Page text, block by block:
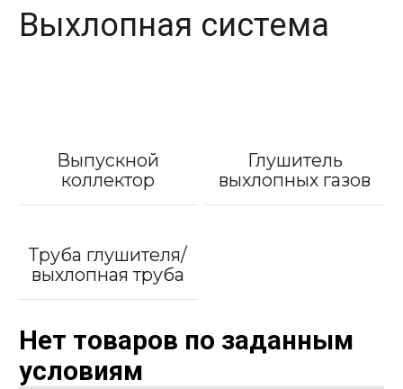
Выхлопная система
Выпускной
коллектор
Глушитель
выхлопных газов
Труба глушителя/
выхлопная труба
Нет товаров по заданным
условиям